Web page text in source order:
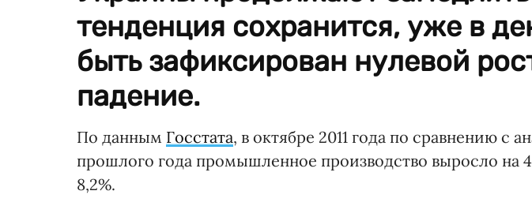
тенденция сохранится, уже в
быть зафиксирован нулевой
падение.
По данным Госстата, в октябре 2011 года по сравнению с
прошлого года промышленное производство выросло на
8,2%.